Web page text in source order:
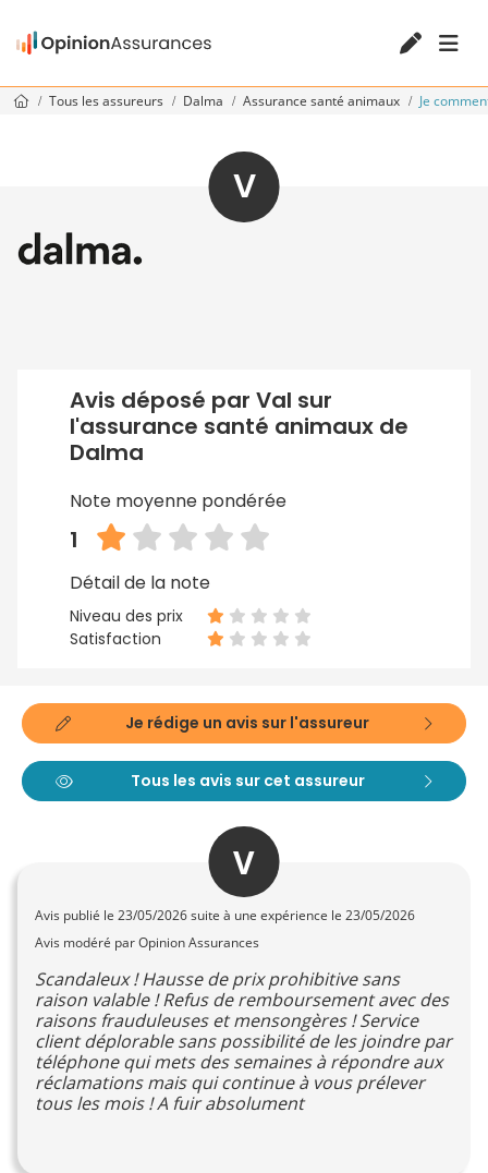
Tous les assureurs Dalma Assurance santé animaux Je
V
Avis déposé par Val sur
l'assurance santé animaux de
Dalma
Note moyenne pondérée
1
Détail de la note
Niveau des prix
Satisfaction
Je rédige un avis sur l'assureur
Tous les avis sur cet assureur
V
Avis publié le 23/05/2026suite à une expérience le 23/05/2026
Avis modéré par Opinion Assurances
Scandaleux ! Hausse de prix prohibitive sans
raison valable ! Refus de remboursement avec des
raisons frauduleuses et mensongères ! Service
client déplorable sans possibilité de les joindre par
téléphone qui mets des semaines à répondre aux
réclamations mais qui continue à vous prélever
tous les mois ! A fuir absolument